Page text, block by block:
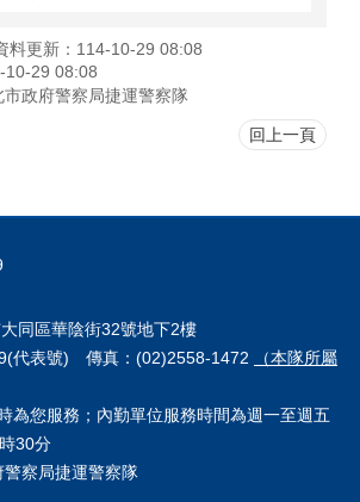
料更新：114-10-29 08:08
10-29 08:08
政府警察局捷運警察隊
回上一頁
同區華陰街32號地下2樓
代表號) 傳真：(02)2558-1472
（本隊所屬
為您服務；內勤單位服務時間為週一至週五
30分
察局捷運警察隊